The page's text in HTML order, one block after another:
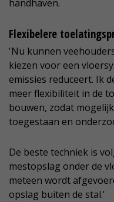
handhaven.
Flexibelere
'Nu kunnen
kiezen voor een
emissies reduceert. Ik
meer flexibiliteit in de
bouwen, zodat
toegestaan en
De beste techniek is
mestopslag onder de
meteen wordt
opslag buiten de stal.'